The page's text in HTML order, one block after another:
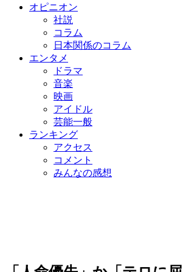
オピニオン
社説
コラム
日本関係のコラム
エンタメ
ドラマ
音楽
映画
アイドル
芸能一般
ランキング
アクセス
コメント
みんなの感想